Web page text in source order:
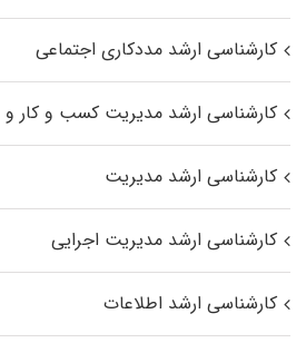
کارشناسی ارشد مددکاری اجتماعی
کارشناسی ارشد مدیریت کسب و کار و
کارشناسی ارشد مدیریت
کارشناسی ارشد مدیریت اجرایی
کارشناسی ارشد اطلاعات